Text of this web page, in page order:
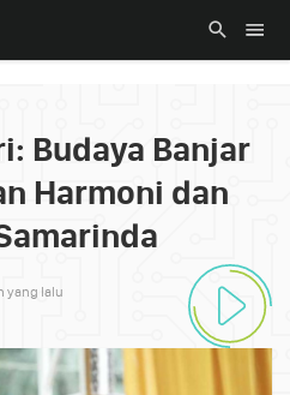
Budaya Banjar
Harmoni dan
yang lalu